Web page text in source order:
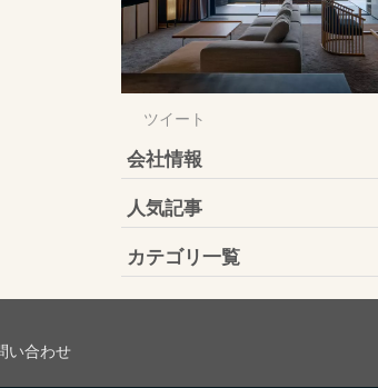
ツイート
会社情報
人気記事
カテゴリ一覧
い合わせ